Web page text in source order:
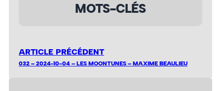
MOTS-CLÉS
ARTICLE PRÉCÉDENT
032 – 2024-10-04 – LES MOONTUNES – MAXIME BEAULIEU